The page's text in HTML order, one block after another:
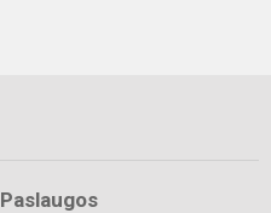
Paslaugos